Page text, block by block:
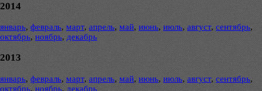
2014
январь, февраль, март, апрель, май, июнь, июль, август, сентябрь,
октябрь, ноябрь, декабрь
2013
январь, февраль, март, апрель, май, июнь, июль, август, сентябрь,
октябрь, ноябрь, декабрь